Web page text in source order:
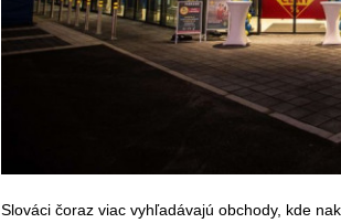
Slováci čoraz viac vyhľadávajú obchody, kde